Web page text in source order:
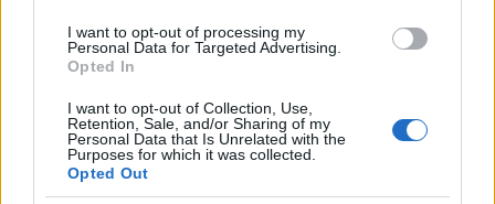
I want to opt-out of processing my
Personal Data for Targeted Advertising.
Opted In
I want to opt-out of Collection, Use,
Retention, Sale, and/or Sharing of my
Personal Data that Is Unrelated with the
Purposes for which it was collected.
Opted Out
Bár a banki szolgáltatásokkal nagyrészt elégedett
vagyok, de a belföldi (németországi) banki átutalás
sebességével már nem. Nem vagyok ugyan egy
banki szakember, de annyit tudok, hogy
Magyarországon van valami GIRO2 nevű
elszámolásforgalmi rendszer szerűség, ami miatt a
napközbeni többszöri elszámolásnak köszönhetően